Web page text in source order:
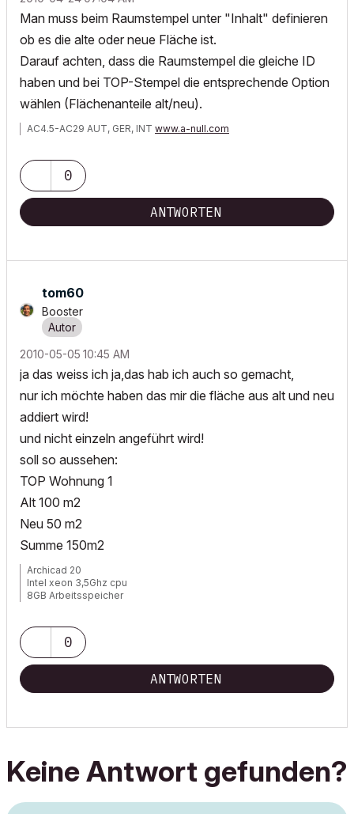
Man muss beim Raumstempel unter "Inhalt" definieren
ob es die alte oder neue Fläche ist.
Darauf achten, dass die Raumstempel die gleiche ID
haben und bei TOP-Stempel die entsprechende Option
wählen (Flächenanteile alt/neu).
AC4.5-AC29 AUT, GER, INT www.a-null.com
0
ANTWORTEN
tom60
Booster
‎2010-05-05 10:45 AM
ja das weiss ich ja,das hab ich auch so gemacht,
nur ich möchte haben das mir die fläche aus alt und neu
addiert wird!
und nicht einzeln angeführt wird!
soll so aussehen:
TOP Wohnung 1
Alt 100 m2
Neu 50 m2
Summe 150m2
Archicad 20
Intel xeon 3,5Ghz cpu
8GB Arbeitsspeicher
0
ANTWORTEN
Keine Antwort gefunden?